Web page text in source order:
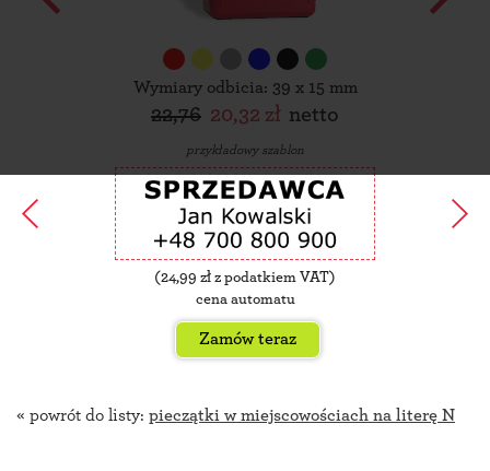
Wymiary odbicia: 39 x 15 mm
22,76 20,32 zł netto
przykładowy szablon
(24,99 zł z podatkiem VAT)
cena automatu
Zamów teraz
« powrót do listy: pieczątki w miejscowościach na literę N